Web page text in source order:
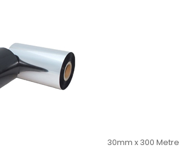
30mm x 300 Metre